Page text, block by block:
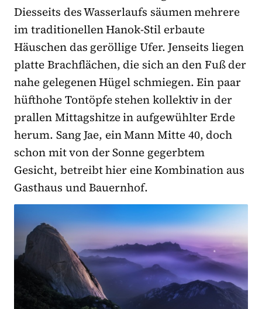
Diesseits des Wasserlaufs säumen mehrere
im traditionellen Hanok-Stil erbaute
Häuschen das geröllige Ufer. Jenseits liegen
platte Brachflächen, die sich an den Fuß der
nahe gelegenen Hügel schmiegen. Ein paar
hüfthohe Tontöpfe stehen kollektiv in der
prallen Mittagshitze in aufgewühlter Erde
herum. Sang Jae, ein Mann Mitte 40, doch
schon mit von der Sonne gegerbtem
Gesicht, betreibt hier eine Kombination aus
Gasthaus und Bauernhof.